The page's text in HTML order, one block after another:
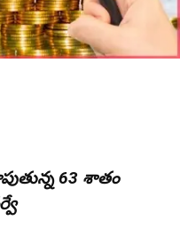
63 శాతం